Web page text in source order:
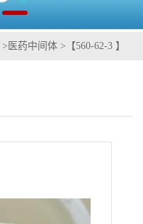
> 医药中间体 > 【560-62-3 】
；精品试剂